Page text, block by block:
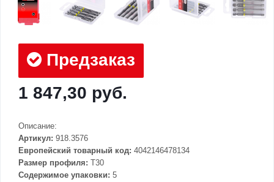
Предзаказ
1 847,30 руб.
Описание:
Артикул: 918.3576
Европейский товарный код: 4042146478134
Размер профиля: T30
Содержимое упаковки: 5